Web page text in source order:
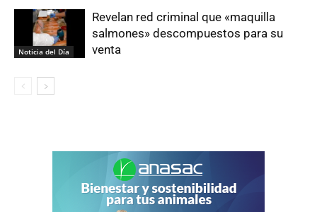
Noticia del Día
Revelan red criminal que «maquilla
salmones» descompuestos para su
venta